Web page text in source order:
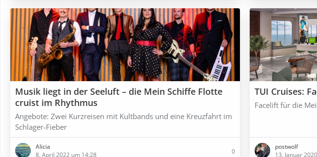
Musik liegt in der Seeluft – die Mein Schiffe Flotte
cruist im Rhythmus
Angebote: Zwei Kurzreisen mit Kultbands und eine Kreuzfahrt im
Schlager-Fieber
Alicia
8. April 2022 um 14:28
0
TUI Cruises:
Facelift für die
postwolf
13. Januar